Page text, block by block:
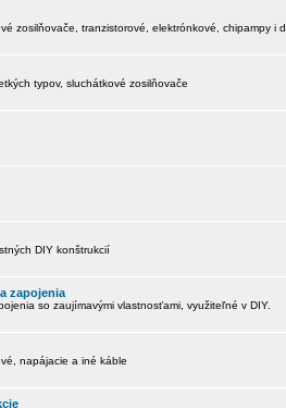
zosilňovače, tranzistorové, elektrónkové, chipampy i
typov, sluchátkové zosilňovače
DIY konštrukcií
zapojenia
so zaujímavými vlastnosťami, využiteľné v DIY.
napájacie a iné káble